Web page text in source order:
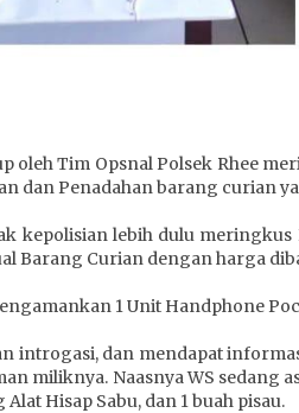
oleh Tim Opsnal Polsek Rhee
dan Penadahan barang curian
kepolisian lebih dulu
Barang Curian dengan harga
1 Unit Handphone
introgasi, dan mendapat
miliknya. Naasnya WS sedang
Hisap Sabu, dan 1 buah pisau.